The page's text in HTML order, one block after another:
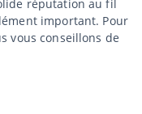
réputation au fil
important. Pour
vous conseillons de